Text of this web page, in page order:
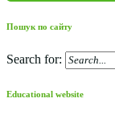
Пошук по сайту
Search for:
Educational website